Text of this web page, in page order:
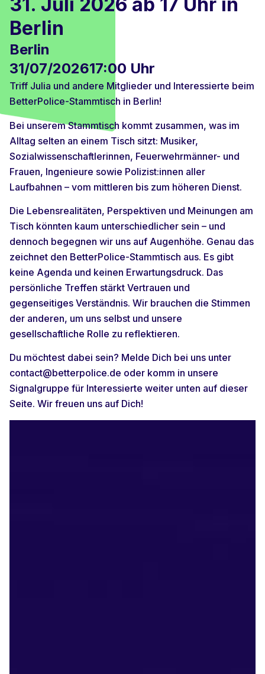
Berlin
Berlin
31/07/202617:00 Uhr
Triff Julia und andere Mitglieder und Interessierte beim
BetterPolice-Stammtisch in Berlin!
Bei unserem Stammtisch kommt zusammen, was im
Alltag selten an einem Tisch sitzt: Musiker,
Sozialwissenschaftlerinnen, Feuerwehrmänner- und
Frauen, Ingenieure sowie Polizist:innen aller
Laufbahnen – vom mittleren bis zum höheren Dienst.
Die Lebensrealitäten, Perspektiven und Meinungen am
Tisch könnten kaum unterschiedlicher sein – und
dennoch begegnen wir uns auf Augenhöhe. Genau das
zeichnet den BetterPolice-Stammtisch aus. Es gibt
keine Agenda und keinen Erwartungsdruck. Das
persönliche Treffen stärkt Vertrauen und
gegenseitiges Verständnis. Wir brauchen die Stimmen
der anderen, um uns selbst und unsere
gesellschaftliche Rolle zu reflektieren.
Du möchtest dabei sein? Melde Dich bei uns unter
contact@betterpolice.de oder komm in unsere
Signalgruppe für Interessierte weiter unten auf dieser
Seite. Wir freuen uns auf Dich!